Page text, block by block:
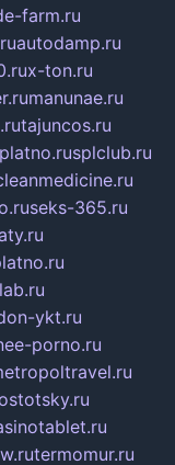
farm.ru
autodamp.ru
x-ton.ru
manunae.ru
tajuncos.ru
splclub.ru
seks-365.ru
ykt.ru
porno.ru
termomur.ru